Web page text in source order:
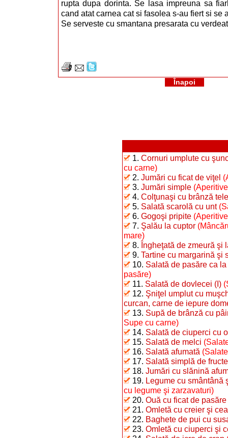
rupta dupa dorinta. Se lasa impreuna sa
cand atat carnea cat si fasolea s-au fiert si se
Se serveste cu smantana presarata cu
Înapoi
1. Cornuri umplute cu
cu carne)
2. Jumări cu ficat de viţel
3. Jumări simple
4. Colţunaşi cu brânză
5. Salată scarolă cu unt
6. Gogoşi pripite
7. Şalău la cuptor
mare)
8. Îngheţată de zmeură şi
9. Tartine cu margarină şi
10. Salată de pasăre ca
pasăre)
11. Salată de dovlecei (I)
12. Şniţel umplut cu
curcan, carne de iepure
13. Supă de brânză cu
Supe cu carne)
14. Salată de ciuperci cu
15. Salată de melci
16. Salată afumată
17. Salată simplă de fructe
18. Jumări cu slănină
19. Legume cu smântână
cu legume şi zarzavaturi)
20. Ouă cu ficat de pasăre
21. Omletă cu creier şi
22. Baghete de pui cu
23. Omletă cu ciuperci şi